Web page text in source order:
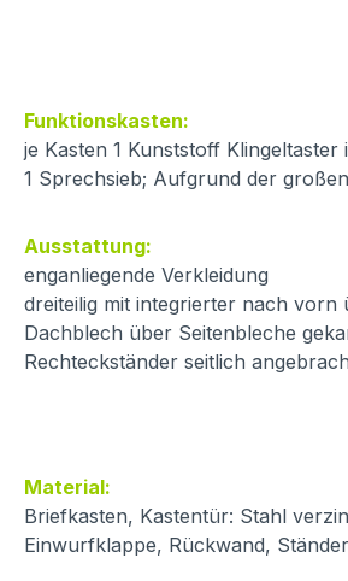
Funktionskasten:
je Kasten 1 Kunststoff
1 Sprechsieb; Aufgrund der
Ausstattung:
enganliegende Verkleidung
dreiteilig mit integrierter nach vorn
Dachblech über Seitenbleche
Rechteckständer seitlich
Material:
Briefkasten, Kastentür: Stahl
Einwurfklappe, Rückwand,